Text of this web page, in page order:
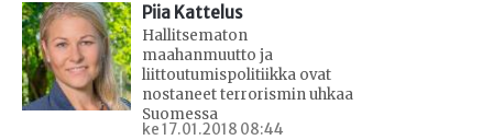
Piia Kattelus
Hallitsematon
maahanmuutto ja
liittoutumispolitiikka ovat
nostaneet terrorismin uhkaa
Suomessa
ke 17.01.2018 08:44